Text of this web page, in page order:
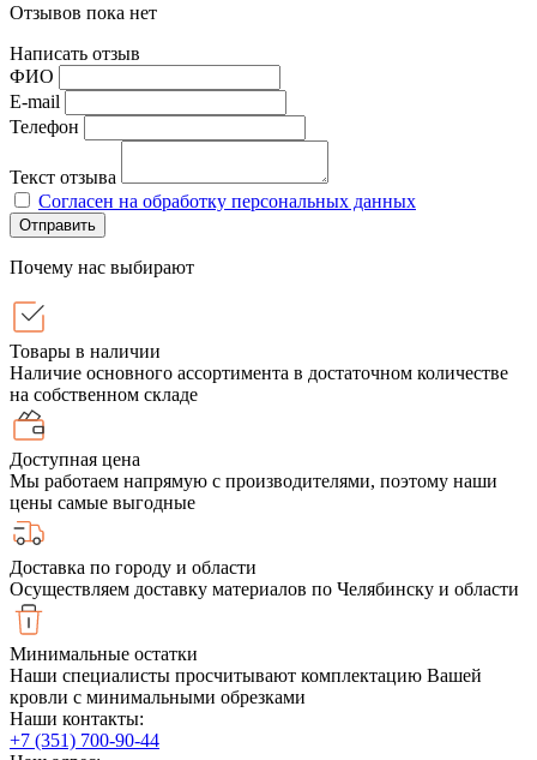
Отзывов пока нет
Написать отзыв
ФИО
E-mail
Телефон
Текст отзыва
Согласен на обработку персональных данных
Отправить
Почему нас выбирают
Товары в наличии
Наличие основного ассортимента в достаточном количестве
на собственном складе
Доступная цена
Мы работаем напрямую с производителями, поэтому наши
цены самые выгодные
Доставка по городу и области
Осуществляем доставку материалов по Челябинску и области
Минимальные остатки
Наши специалисты просчитывают комплектацию Вашей
кровли с минимальными обрезками
Наши контакты:
+7 (351) 700-90-44